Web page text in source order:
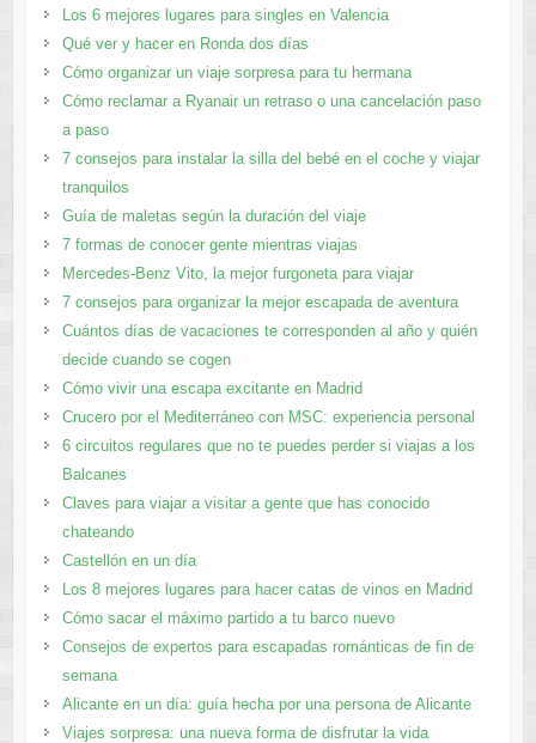
Los 6 mejores lugares para singles en Valencia
Qué ver y hacer en Ronda dos días
Cómo organizar un viaje sorpresa para tu hermana
Cómo reclamar a Ryanair un retraso o una cancelación paso
a paso
7 consejos para instalar la silla del bebé en el coche y viajar
tranquilos
Guía de maletas según la duración del viaje
7 formas de conocer gente mientras viajas
Mercedes-Benz Vito, la mejor furgoneta para viajar
7 consejos para organizar la mejor escapada de aventura
Cuántos días de vacaciones te corresponden al año y quién
decide cuando se cogen
Cómo vivir una escapa excitante en Madrid
Crucero por el Mediterráneo con MSC: experiencia personal
6 circuitos regulares que no te puedes perder si viajas a los
Balcanes
Claves para viajar a visitar a gente que has conocido
chateando
Castellón en un día
Los 8 mejores lugares para hacer catas de vinos en Madrid
Cómo sacar el máximo partido a tu barco nuevo
Consejos de expertos para escapadas románticas de fin de
semana
Alicante en un día: guía hecha por una persona de Alicante
Viajes sorpresa: una nueva forma de disfrutar la vida